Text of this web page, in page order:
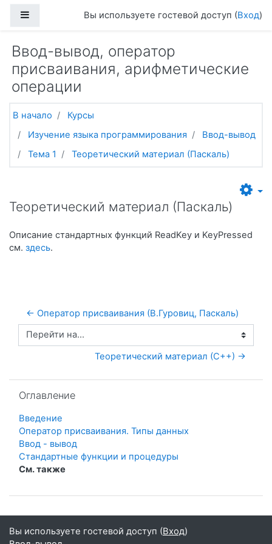
Боковая панельВы используете гостевой доступ (Вход)
Ввод-вывод, оператор
присваивания, арифметические
операции
В начало
Курсы
Изучение языка программирования
Ввод-вывод
Тема 1
Теоретический материал (Паскаль)
Теоретический материал (Паскаль)
Описание стандартных функций ReadKey и KeyPressed
см. здесь.
← Оператор присваивания (В.Гуровиц, Паскаль)
Перейти на...
Теоретический материал (С++) →
Оглавление
Введение
Оператор присваивания. Типы данных
Ввод - вывод
Стандартные функции и процедуры
См. также
Вы используете гостевой доступ (Вход)